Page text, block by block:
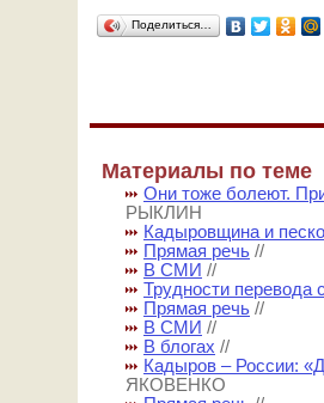
Поделиться…
Материалы по теме
Они тоже болеют.
РЫКЛИН
Кадыровщина и
Прямая речь //
В СМИ //
Трудности перевода
Прямая речь //
В СМИ //
В блогах //
Кадыров – России:
ЯКОВЕНКО